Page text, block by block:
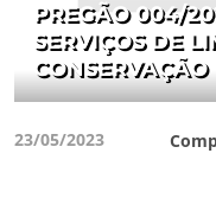
PREGÃO 004/
SERVIÇOS DE
CONSERVAÇÃO
23/05/2023